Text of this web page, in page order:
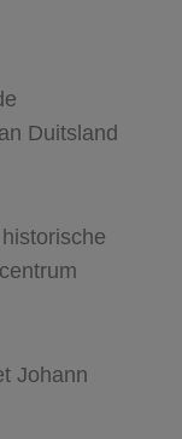
Duitsland
Johann